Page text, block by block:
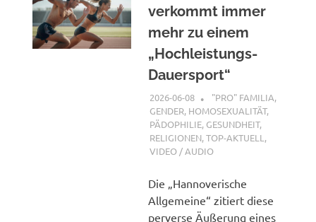
verkommt immer
mehr zu einem
„Hochleistungs-
Dauersport“
2026-06-08 XX
"PRO" FAMILIA,
GENDER, HOMOSEXUALITÄT,
PÄDOPHILIE, GESUNDHEIT,
RELIGIONEN,TOP-AKTUELL ,
VIDEO / AUDIO
Die „Hannoverische
Allgemeine“ zitiert diese
perverse Äußerung eines